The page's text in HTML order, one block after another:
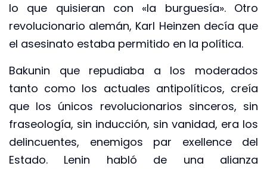
lo que quisieran con «la burguesía». Otro
revolucionario alemán, Karl Heinzen decía que
el asesinato estaba permitido en la política.
Bakunin que repudiaba a los moderados
tanto como los actuales antipolíticos, creía
que los únicos revolucionarios sinceros, sin
fraseología, sin inducción, sin vanidad, era los
delincuentes, enemigos par exellence del
Estado. Lenin habló de una alianza